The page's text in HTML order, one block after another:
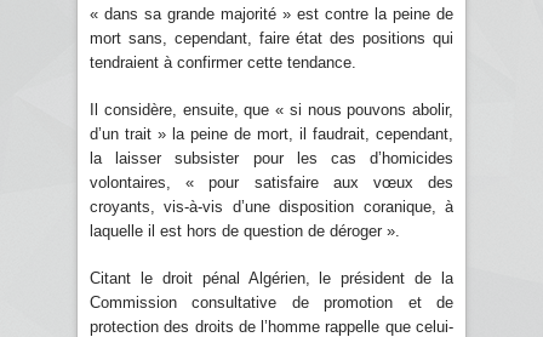
« dans sa grande majorité » est contre la peine de
mort sans, cependant, faire état des positions qui
tendraient à confirmer cette tendance.
Il considère, ensuite, que « si nous pouvons abolir,
d’un trait » la peine de mort, il faudrait, cependant,
la laisser subsister pour les cas d’homicides
volontaires, « pour satisfaire aux vœux des
croyants, vis-à-vis d’une disposition coranique, à
laquelle il est hors de question de déroger ».
Citant le droit pénal Algérien, le président de la
Commission consultative de promotion et de
protection des droits de l’homme rappelle que celui-